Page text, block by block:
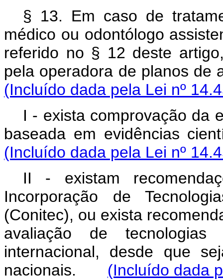
§ 13. Em caso de
médico ou odontólogo
referido no § 12 deste
pela operadora de planos
(Incluído dada pela Lei nº
I - exista comprovação da
baseada em evidências
(Incluído dada pela Lei nº
II - existam
Incorporação de
(Conitec), ou exista
avaliação de
internacional, desde que
nacionais. (Incluído dada